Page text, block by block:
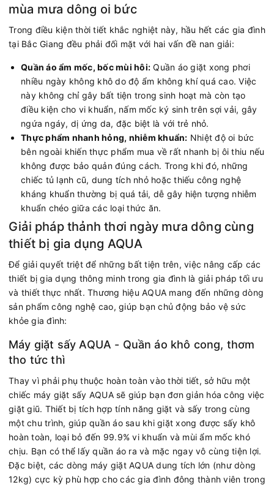
mùa mưa dông oi bức
Trong điều kiện thời tiết khắc nghiệt này, hầu hết các gia đình
tại Bắc Giang đều phải đối mặt với hai vấn đề nan giải:
Quần áo ẩm mốc, bốc mùi hôi: Quần áo giặt xong phơi
nhiều ngày không khô do độ ẩm không khí quá cao. Việc
này không chỉ gây bất tiện trong sinh hoạt mà còn tạo
điều kiện cho vi khuẩn, nấm mốc ký sinh trên sợi vải, gây
ngứa ngáy, dị ứng da, đặc biệt là với trẻ nhỏ.
Thực phẩm nhanh hỏng, nhiễm khuẩn: Nhiệt độ oi bức
bên ngoài khiến thực phẩm mua về rất nhanh bị ôi thiu nếu
không được bảo quản đúng cách. Trong khi đó, những
chiếc tủ lạnh cũ, dung tích nhỏ hoặc thiếu công nghệ
kháng khuẩn thường bị quá tải, dễ gây hiện tượng nhiễm
khuẩn chéo giữa các loại thức ăn.
Giải pháp thảnh thơi ngày mưa dông cùng
thiết bị gia dụng AQUA
Để giải quyết triệt để những bất tiện trên, việc nâng cấp các
thiết bị gia dụng thông minh trong gia đình là giải pháp tối ưu
và thiết thực nhất. Thương hiệu AQUA mang đến những dòng
sản phẩm công nghệ cao, giúp bạn chủ động bảo vệ sức
khỏe gia đình:
Máy giặt sấy AQUA - Quần áo khô cong, thơm
tho tức thì
Thay vì phải phụ thuộc hoàn toàn vào thời tiết, sở hữu một
chiếc máy giặt sấy AQUA sẽ giúp bạn đơn giản hóa công việc
giặt giũ. Thiết bị tích hợp tính năng giặt và sấy trong cùng
một chu trình, giúp quần áo sau khi giặt xong được sấy khô
hoàn toàn, loại bỏ đến 99.9% vi khuẩn và mùi ẩm mốc khó
chịu. Bạn có thể lấy quần áo ra và mặc ngay vô cùng tiện lợi.
Đặc biệt, các dòng máy giặt AQUA dung tích lớn (như dòng
12kg) cực kỳ phù hợp cho các gia đình đông thành viên trong